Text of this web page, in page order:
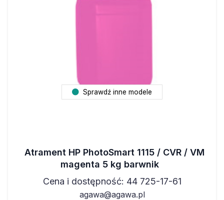
Sprawdź inne modele
Atrament HP PhotoSmart 1115 / CVR / VM
magenta 5 kg barwnik
Cena i dostępność: 44 725-17-61
agawa@agawa.pl